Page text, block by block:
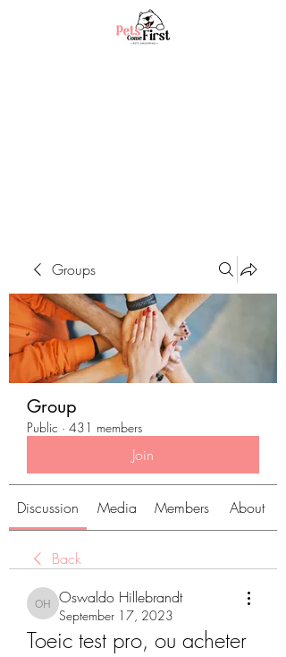
Groups
Group
Public · 431 members
Join
Discussion Media Members About
Back
Oswaldo Hillebrandt
Oswaldo Hillebrandt
September 17, 2023
Toeic test pro, ou acheter